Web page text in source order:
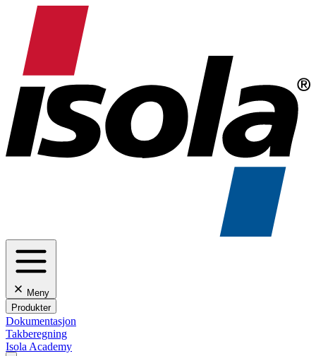
Meny
Produkter
Dokumentasjon
Takberegning
Isola Academy